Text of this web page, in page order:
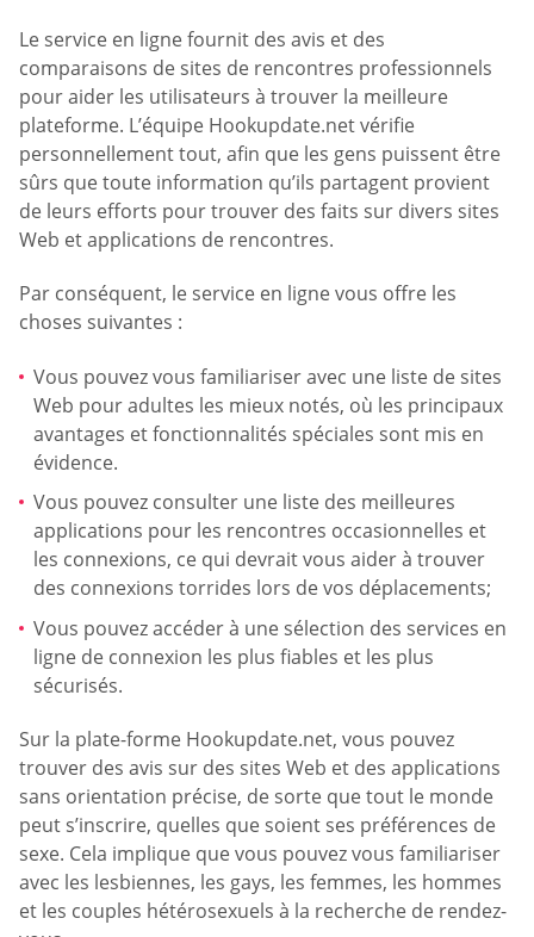
Le service en ligne fournit des avis et des
comparaisons de sites de rencontres professionnels
pour aider les utilisateurs à trouver la meilleure
plateforme. L’équipe Hookupdate.net vérifie
personnellement tout, afin que les gens puissent être
sûrs que toute information qu’ils partagent provient
de leurs efforts pour trouver des faits sur divers sites
Web et applications de rencontres.
Par conséquent, le service en ligne vous offre les
choses suivantes :
Vous pouvez vous familiariser avec une liste de sites
Web pour adultes les mieux notés, où les principaux
avantages et fonctionnalités spéciales sont mis en
évidence.
Vous pouvez consulter une liste des meilleures
applications pour les rencontres occasionnelles et
les connexions, ce qui devrait vous aider à trouver
des connexions torrides lors de vos déplacements;
Vous pouvez accéder à une sélection des services en
ligne de connexion les plus fiables et les plus
sécurisés.
Sur la plate-forme Hookupdate.net, vous pouvez
trouver des avis sur des sites Web et des applications
sans orientation précise, de sorte que tout le monde
peut s’inscrire, quelles que soient ses préférences de
sexe. Cela implique que vous pouvez vous familiariser
avec les lesbiennes, les gays, les femmes, les hommes
et les couples hétérosexuels à la recherche de rendez-